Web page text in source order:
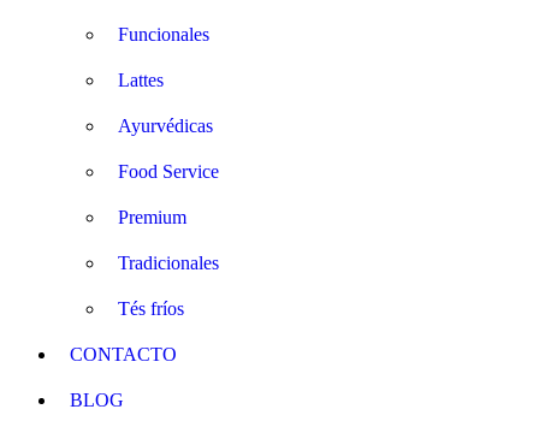
Funcionales
Lattes
Ayurvédicas
Food Service
Premium
Tradicionales
Tés fríos
CONTACTO
BLOG